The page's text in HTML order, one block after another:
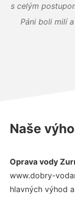
s celým
Páni boli milí
Naše
Oprava vody
www.dobry-
hlavných výhod